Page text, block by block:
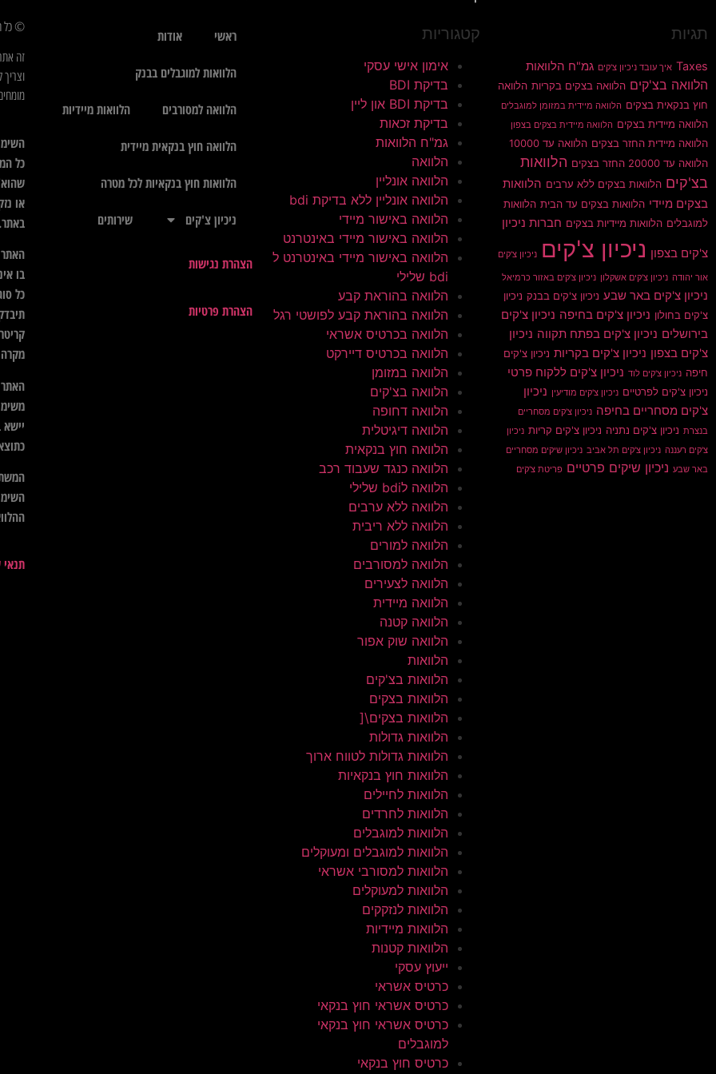
תגיות
Taxes איך עובד ניכיון צ'קים גמ"ח הלוואות
הלוואה בצ'קים הלוואה בצקים בקריות הלוואה
חוץ בנקאית בצקים הלוואה מיידית במזומן למוגבלים
הלוואה מיידית בצקים הלוואה מיידית בצקים בצפון
הלוואה מיידית החזר בצקים הלוואה עד 10000
הלוואה עד 20000 החזר בצקים
הלוואות
בצ'קים הלוואות בצקים ללא ערבים הלוואות
בצקים מיידי הלוואות בצקים עד הבית הלוואות
למוגבלים הלוואות מיידיות בצקים חברות ניכיון
צ'קים בצפון ניכיון צ'קים ניכיון צ'קים
אור יהודה ניכיון צ'קים אשקלון ניכיון צ'קים באזור כרמיאל
ניכיון צ'קים באר שבע ניכיון צ'קים בבנק ניכיון
צ'קים בחולון ניכיון צ'קים בחיפה ניכיון צ'קים
בירושלים ניכיון צ'קים בפתח תקווה ניכיון
צ'קים בצפון ניכיון צ'קים בקריות ניכיון צ'קים
חיפה ניכיון צ'קים לוד ניכיון צ'קים ללקוח פרטי
ניכיון צ'קים לפרטיים ניכיון צ'קים מודיעין ניכיון
צ'קים מסחריים בחיפה ניכיון צ'קים מסחריים
בנצרת ניכיון צ'קים נתניה ניכיון צ'קים קריות ניכיון
צ'קים רעננה ניכיון צ'קים תל אביב ניכיון שיקים מסחריים
באר שבע ניכיון שיקים פרטיים פריטת צ'קים
קטגוריות
אימון אישי עסקי
בדיקת BDI
בדיקת BDI און ליין
בדיקת זכאות
גמ"ח הלוואות
הלוואה
הלוואה אונליין
הלוואה אונליין ללא בדיקת bdi
הלוואה באישור מיידי
הלוואה באישור מיידי באינטרנט
הלוואה באישור מיידי באינטרנט ל
bdi שלילי
הלוואה בהוראת קבע
הלוואה בהוראת קבע לפושטי רגל
הלוואה בכרטיס אשראי
הלוואה בכרטיס דיירקט
הלוואה במזומן
הלוואה בצ'קים
הלוואה דחופה
הלוואה דיגיטלית
הלוואה חוץ בנקאית
הלוואה כנגד שעבוד רכב
הלוואה לbdi שלילי
הלוואה ללא ערבים
הלוואה ללא ריבית
הלוואה למורים
הלוואה למסורבים
הלוואה לצעירים
הלוואה מיידית
הלוואה קטנה
הלוואה שוק אפור
הלוואות
הלוואות בצ'קים
הלוואות בצקים
הלוואות בצקים\[
הלוואות גדולות
הלוואות גדולות לטווח ארוך
הלוואות חוץ בנקאיות
הלוואות לחיילים
הלוואות לחרדים
הלוואות למוגבלים
הלוואות למוגבלים ומעוקלים
הלוואות למסורבי אשראי
הלוואות למעוקלים
הלוואות לנזקקים
הלוואות מיידיות
הלוואות קטנות
ייעוץ עסקי
כרטיס אשראי
כרטיס אשראי חוץ בנקאי
כרטיס אשראי חוץ בנקאי
למוגבלים
כרטיס חוץ בנקאי
ראשי אודות
הלוואות למוגבלים בבנק
הלוואה למסורבים הלוואות מיידיות
הלוואה חוץ בנקאית מיידית
הלוואות חוץ בנקאיות לכל מטרה
ניכיון צ'קים שירותים
הצהרת נגישות
הצהרת פרטיות
© כל
זה
כל
או
האתר
בו
כל
מקרה
האתר